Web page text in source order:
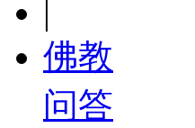
|
佛教
问答